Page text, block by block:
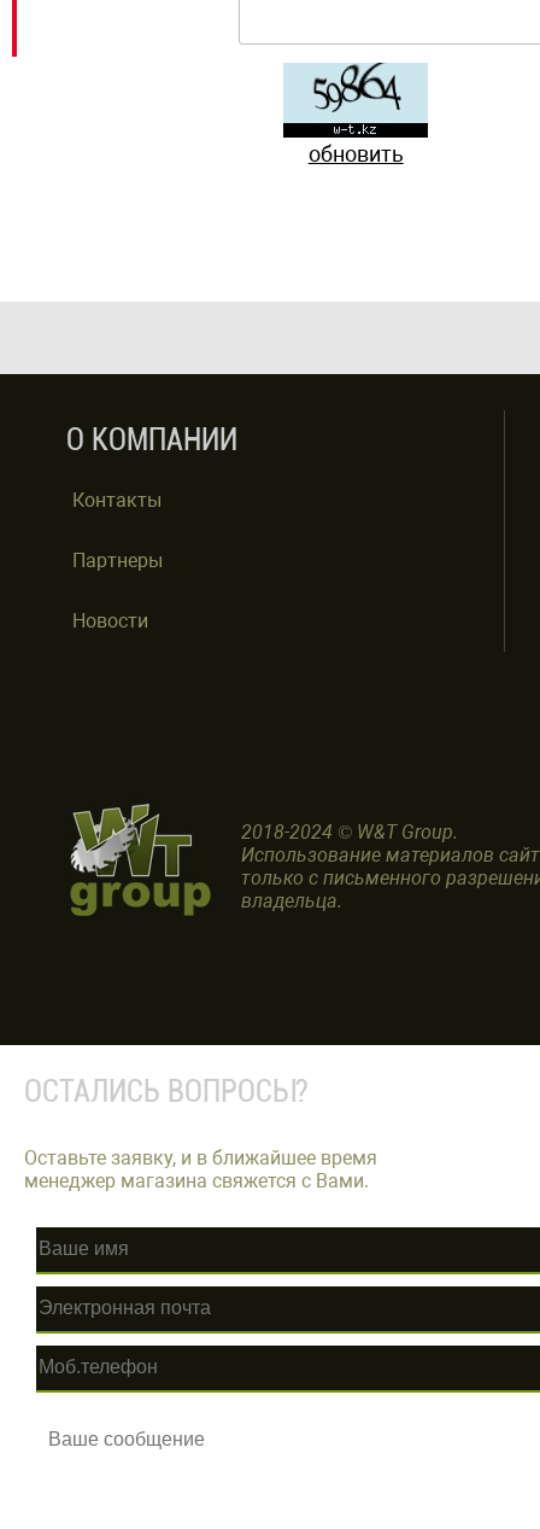
обновить
О КОМПАНИИ
Контакты
Партнеры
Новости
2018-2024 © W&T Group.
Использование материалов
только с письменного
владельца.
ОСТАЛИСЬ ВОПРОСЫ?
Оставьте заявку, и в ближайшее время
менеджер магазина свяжется с Вами.